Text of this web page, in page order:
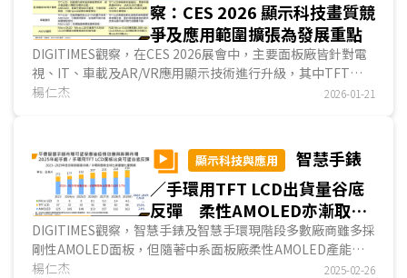
察：CES 2026 顯示科技畫質競
爭及應用範圍擴張為發展重點
DIGITIMES觀察，在CES 2026展會中，主要面板廠皆針對電
視、IT、車載及AR/VR應用顯示技術進行升級，其中TFT
LCD業者主要改良背光模組結構，以提升色彩表現與對比值；
展重點，例如原僅用於電視用TFT LCD面板的低反射率表面
處理技術擴張至IT及車載應用；原僅用於手機、穿戴用
AMOLED面板的Hybrid架構、LTPO背板技術擴張至IT應用。
而在AR/VR用微型顯示器方面，包括LCoS、Micro OLED及
Micro LED業者皆致力改善面板輝度、解析度與色彩表現。
楊仁杰 2026-01-21
顯示科技與應用
智慧手錶
／手環用TFT LCD出貨量谷底
反彈 柔性AMOLED亦漸取代
剛性
DIGITIMES觀察，智慧手錶及智慧手環現階段多數廠商雖多採
剛性AMOLED面板，但隨著中系面板廠柔性AMOLED產能逐
漸完備，加上高階智慧手錶亦採用柔性低溫多晶氧化...
楊仁杰 2025-02-26